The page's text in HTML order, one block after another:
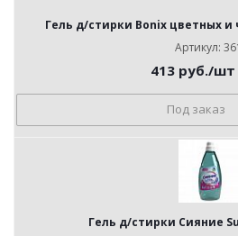
Гель д/стирки Bonix цветных и
Артикул:
413 руб./шт
Под заказ
Гель д/стирки Сияние